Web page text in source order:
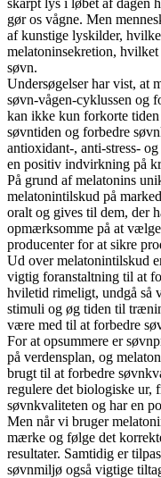
gør os vågne. Men
af kunstige lyskilder,
melatoninsekretion,
søvn.
Undersøgelser har vist, at
søvn-vågen-cyklussen og
kan ikke kun forkorte
søvntiden og forbedre
antioxidant-, anti-stress-
en positiv indvirkning på
På grund af melatonins
melatonintilskud på
oralt og gives til dem, der
opmærksomme på at
producenter for at sikre
Ud over melatonintilskud
vigtig foranstaltning til at
hviletid rimeligt, undgå så
stimuli og øg tiden til
være med til at forbedre
For at opsummere er
på verdensplan, og
brugt til at forbedre
regulere det biologiske ur,
søvnkvaliteten og har en
Men når vi bruger
mærke og følge det
resultater. Samtidig er
søvnmiljø også vigtige